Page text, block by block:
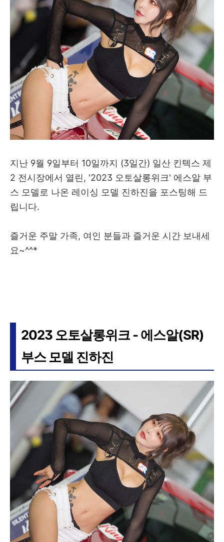
지난 9월 9일부터 10일까지 (3일간) 일산 킨텍스 제
2 전시장에서 열린, '2023 오토살롱위크' 에스알 부
스 모델로 나온 레이싱 모델 진하진을 포스팅해 드
립니다.
즐거운 주말 가족, 여인 분들과 즐거운 시간 보내세
요~^^*
2023 오토살롱위크 - 에스알(SR)
부스 모델 진하진